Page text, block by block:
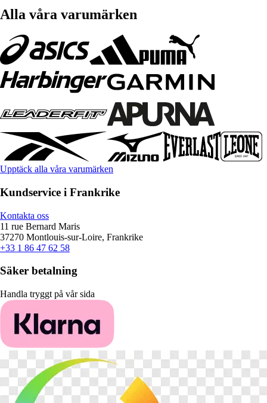
Alla våra varumärken
Upptäck alla våra varumärken
Kundservice i Frankrike
Kontakta oss
11 rue Bernard Maris
37270 Montlouis-sur-Loire, Frankrike
+33 1 86 47 62 58
Säker betalning
Handla tryggt på vår sida